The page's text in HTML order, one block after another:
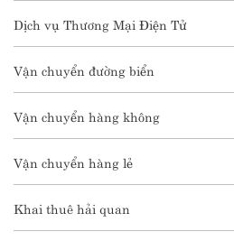
Dịch vụ Thương Mại Điện Tử
Vận chuyển đường biển
Vận chuyển hàng không
Vận chuyển hàng lẻ
Khai thuê hải quan